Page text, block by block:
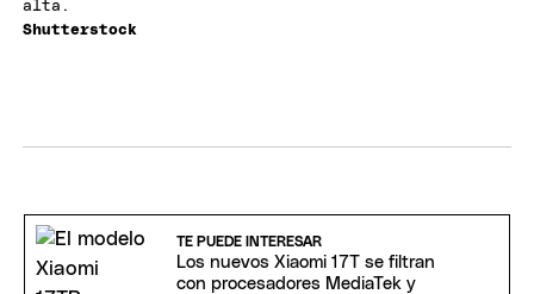
alta.
Shutterstock
TE PUEDE INTERESAR
Los nuevos Xiaomi 17T se filtran
con procesadores MediaTek y